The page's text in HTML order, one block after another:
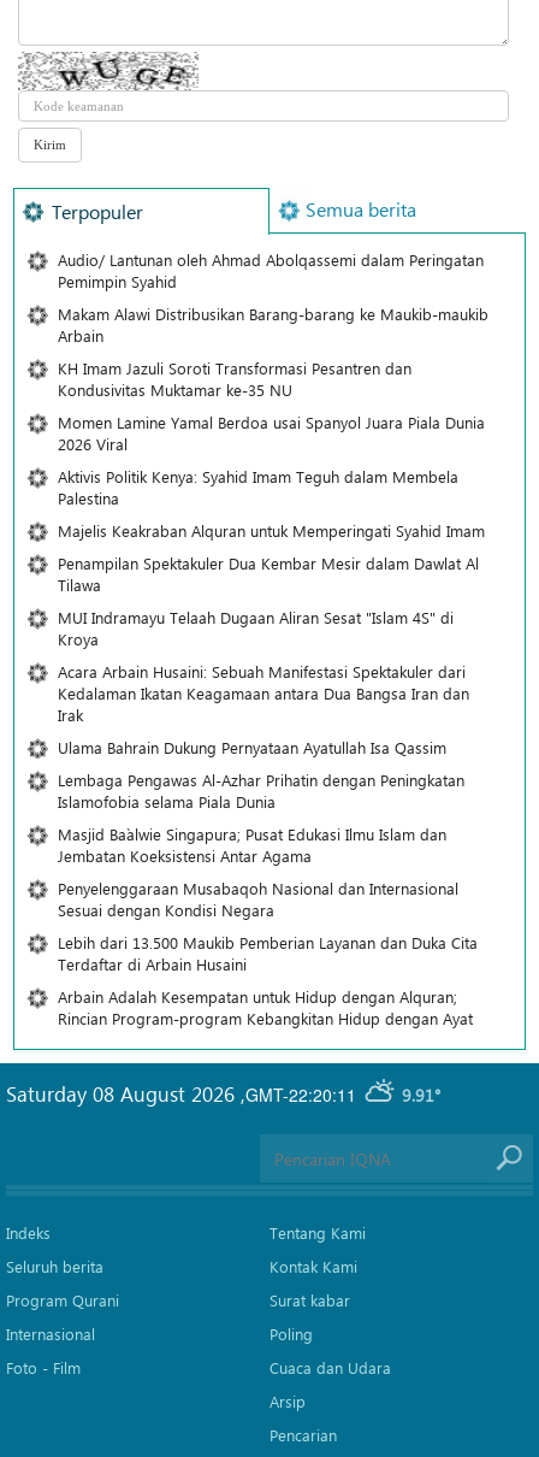
Terpopuler Semua berita
Audio/ Lantunan oleh Ahmad Abolqassemi dalam Peringatan
Pemimpin Syahid
Makam Alawi Distribusikan Barang-barang ke Maukib-maukib
Arbain
KH Imam Jazuli Soroti Transformasi Pesantren dan
Kondusivitas Muktamar ke-35 NU
Momen Lamine Yamal Berdoa usai Spanyol Juara Piala Dunia
2026 Viral
Aktivis Politik Kenya: Syahid Imam Teguh dalam Membela
Palestina
Majelis Keakraban Alquran untuk Memperingati Syahid Imam
Penampilan Spektakuler Dua Kembar Mesir dalam Dawlat Al
Tilawa
MUI Indramayu Telaah Dugaan Aliran Sesat "Islam 4S" di
Kroya
Acara Arbain Husaini: Sebuah Manifestasi Spektakuler dari
Kedalaman Ikatan Keagamaan antara Dua Bangsa Iran dan
Irak
Ulama Bahrain Dukung Pernyataan Ayatullah Isa Qassim
Lembaga Pengawas Al-Azhar Prihatin dengan Peningkatan
Islamofobia selama Piala Dunia
Masjid Ba`alwie Singapura; Pusat Edukasi Ilmu Islam dan
Jembatan Koeksistensi Antar Agama
Penyelenggaraan Musabaqoh Nasional dan Internasional
Sesuai dengan Kondisi Negara
Lebih dari 13.500 Maukib Pemberian Layanan dan Duka Cita
Terdaftar di Arbain Husaini
Arbain Adalah Kesempatan untuk Hidup dengan Alquran;
Rincian Program-program Kebangkitan Hidup dengan Ayat
GMT-22:20:11 9.91°
Saturday 08 August 2026 ,
Indeks
Seluruh berita
Program Qurani
Internasional
Foto - Film
Tentang Kami
Kontak Kami
Surat kabar
Poling
Cuaca dan Udara
Arsip
Pencarian